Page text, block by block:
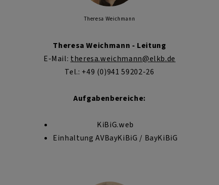
Theresa Weichmann
Theresa Weichmann - Leitung
E-Mail: theresa.weichmann@elkb.de
Tel.: +49 (0)941 59202-26
Aufgabenbereiche:
KiBiG.web
Einhaltung AVBayKiBiG / BayKiBiG